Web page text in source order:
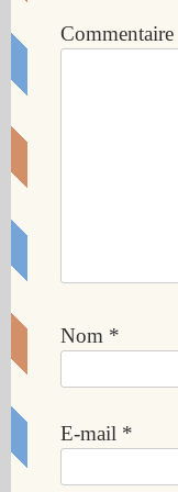
l
’
a
i
c
l
Commentaire
Nom *
E-mail *